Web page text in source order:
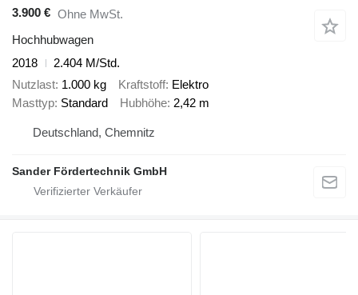
3.900 € Ohne MwSt.
Hochhubwagen
2018
2.404 M/Std.
Nutzlast 1.000 kg Kraftstoff Elektro
Masttyp Standard Hubhöhe 2,42 m
Deutschland, Chemnitz
Sander Fördertechnik GmbH